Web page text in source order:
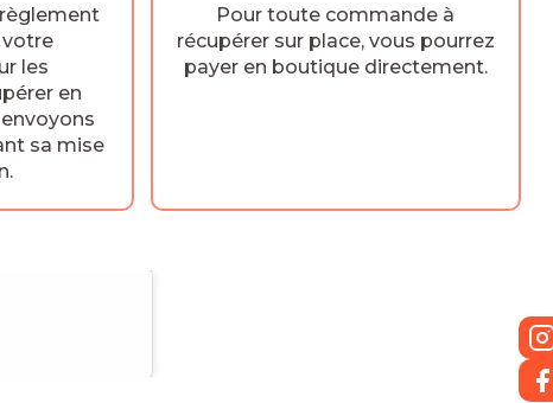
votre
les
en
sa mise
Pour toute commande à
récupérer sur place, vous pourrez
payer en boutique directement.